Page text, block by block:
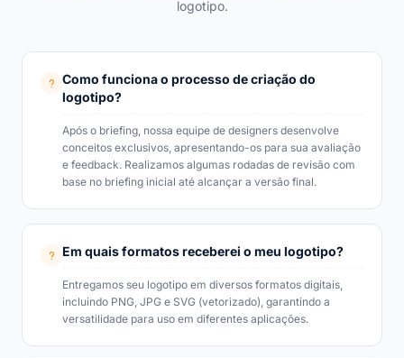
logotipo.
Como funciona o processo de criação do
logotipo?
Após o briefing, nossa equipe de designers desenvolve
conceitos exclusivos, apresentando-os para sua avaliação
e feedback. Realizamos algumas rodadas de revisão com
base no briefing inicial até alcançar a versão final.
Em quais formatos receberei o meu logotipo?
Entregamos seu logotipo em diversos formatos digitais,
incluindo PNG, JPG e SVG (vetorizado), garantindo a
versatilidade para uso em diferentes aplicações.